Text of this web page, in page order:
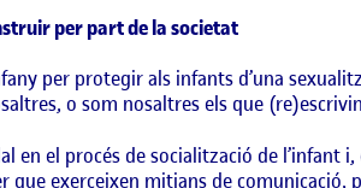
per part de la societat
per protegir als infants d’una
o som nosaltres els que
en el procés de socialització de
exerceixen mitjans de